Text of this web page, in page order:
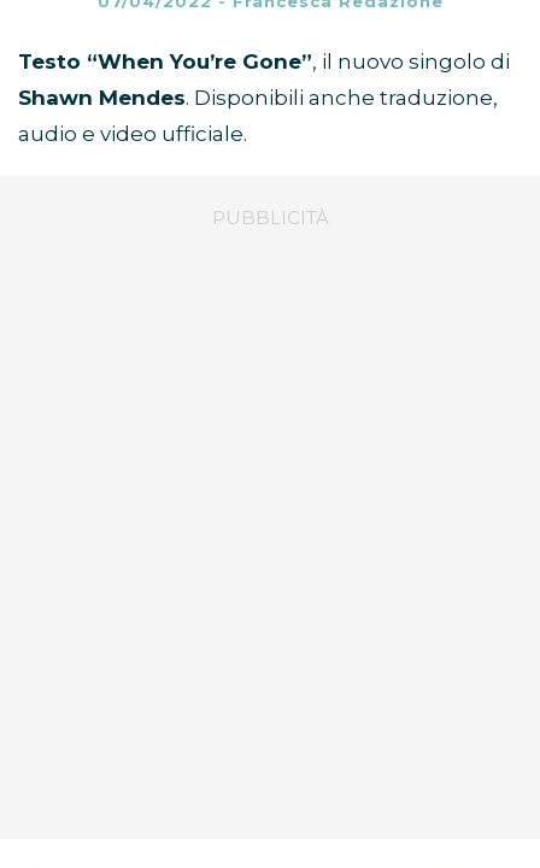
Testo “When You’re Gone”, il nuovo singolo di
Shawn Mendes. Disponibili anche traduzione,
audio e video ufficiale.